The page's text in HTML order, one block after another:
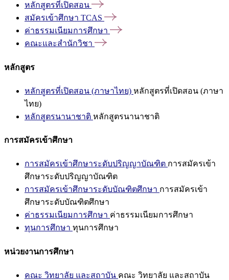
หลักสูตรที่เปิดสอน
สมัครเข้าศึกษา TCAS
ค่าธรรมเนียมการศึกษา
คณะและสำนักวิชา
หลักสูตร
หลักสูตรที่เปิดสอน (ภาษาไทย) หลักสูตรที่เปิดสอน (ภาษา
ไทย)
หลักสูตรนานาชาติ หลักสูตรนานาชาติ
การสมัครเข้าศึกษา
การสมัครเข้าศึกษาระดับปริญญาบัณฑิต การสมัครเข้า
ศึกษาระดับปริญญาบัณฑิต
การสมัครเข้าศึกษาระดับบัณฑิตศึกษา การสมัครเข้า
ศึกษาระดับบัณฑิตศึกษา
ค่าธรรมเนียมการศึกษา ค่าธรรมเนียมการศึกษา
ทุนการศึกษา ทุนการศึกษา
หน่วยงานการศึกษา
คณะ วิทยาลัย และสถาบัน คณะ วิทยาลัย และสถาบัน